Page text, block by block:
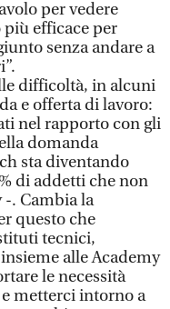
per vedere
efficace per
senza andare a
difficoltà, in alcuni
e offerta di lavoro:
nel rapporto con gli
domanda
sta diventando
di addetti che non
-. Cambia la
questo che
tecnici,
alle Academy
le necessità
metterci intorno a